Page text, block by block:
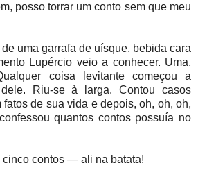
posso torrar um conto sem que meu
uma garrafa de uísque, bebida cara
Lupércio veio a conhecer. Uma,
coisa levitante começou a
Riu-se à larga. Contou casos
de sua vida e depois, oh, oh, oh,
quantos contos possuía no
contos — ali na batata!